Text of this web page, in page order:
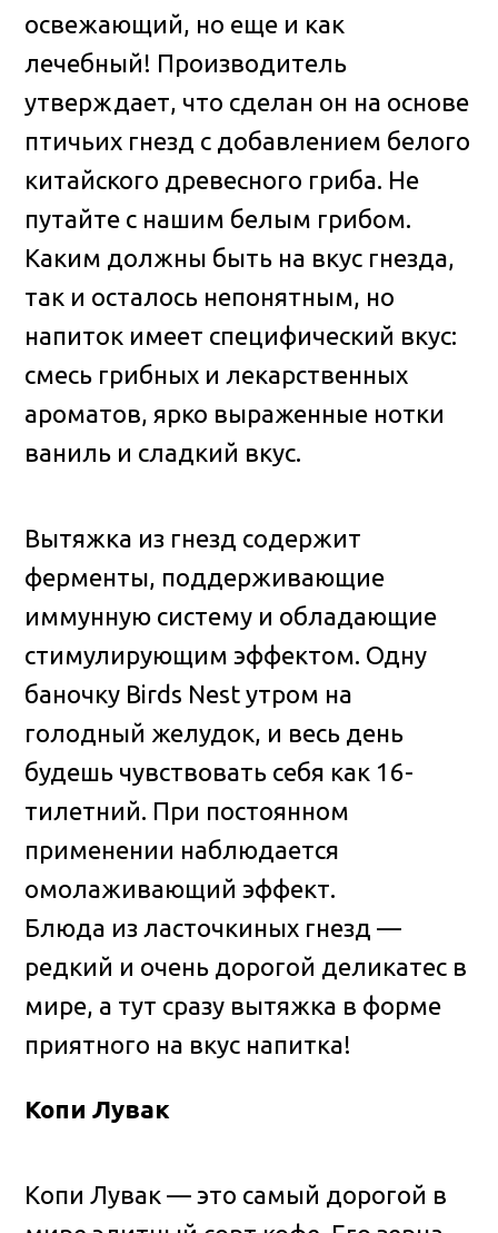
освежающий, но еще и как
лечебный! Производитель
утверждает, что сделан он на основе
птичьих гнезд с добавлением белого
китайского древесного гриба. Не
путайте с нашим белым грибом.
Каким должны быть на вкус гнезда,
так и осталось непонятным, но
напиток имеет специфический вкус:
смесь грибных и лекарственных
ароматов, ярко выраженные нотки
ваниль и сладкий вкус.
Вытяжка из гнезд содержит
ферменты, поддерживающие
иммунную систему и обладающие
стимулирующим эффектом. Одну
баночку Birds Nest утром на
голодный желудок, и весь день
будешь чувствовать себя как 16-
тилетний. При постоянном
применении наблюдается
омолаживающий эффект.
Блюда из ласточкиных гнезд —
редкий и очень дорогой деликатес в
мире, а тут сразу вытяжка в форме
приятного на вкус напитка!
Копи Лувак
Копи Лувак — это самый дорогой в